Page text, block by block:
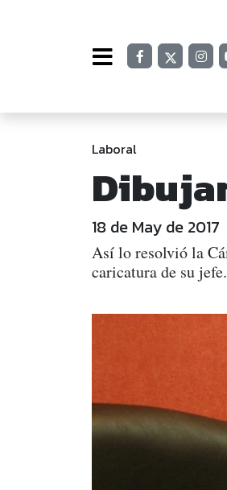
Laboral
18 de May de 2017
Así lo resolvió la
caricatura de su